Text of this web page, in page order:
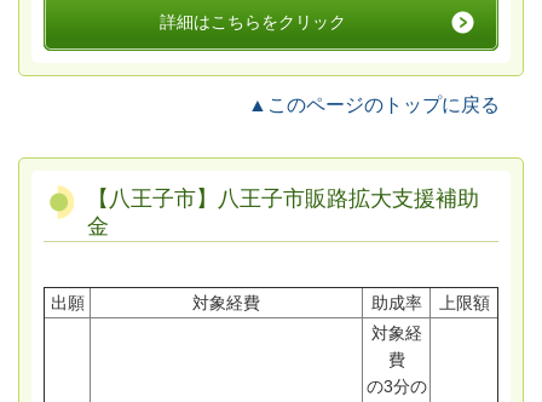
詳細はこちらをクリック
▲このページのトップに戻る
【八王子市】八王子市販路拡大支援補助
金
出願 対象経費 助成率 上限額
対象経
費
の3分の